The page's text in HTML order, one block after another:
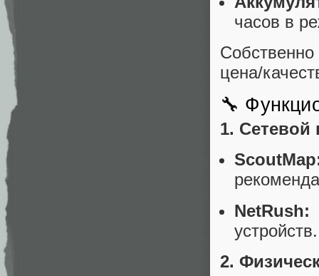
часов в
цена/
🔧
1. Сетевой
NetRush:
устройств.
2.